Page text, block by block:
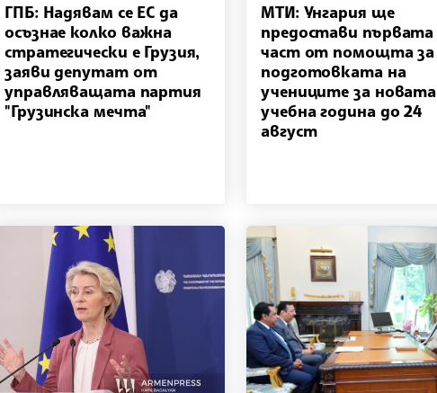
ГПБ: Надявам се ЕС да
осъзнае колко важна
стратегически е Грузия,
заяви депутат от
управляващата партия
"Грузинска мечта"
МТИ: Унгария ще
предостави първата
част от помощта за
подготовката на
учениците за новата
учебна година до 24
август